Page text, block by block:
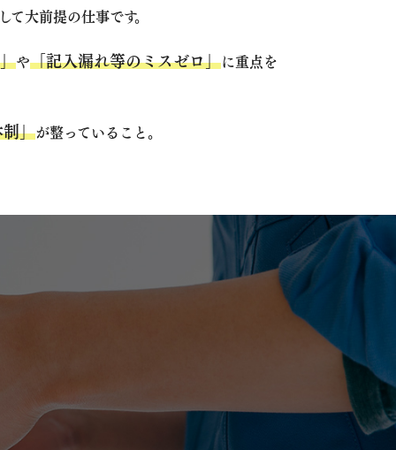
大前提の仕事です。
や「記入漏れ等のミスゼロ」に重点を
制」が整っていること。